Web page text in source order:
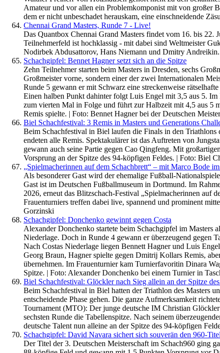
Amateur und vor allen ein Problemkomponist mit von großer
dem er nicht unbeschadet herauskam, eine einschneidende
Chennai Grand Masters, Runde 7 - Live!
Das Quantbox Chennai Grand Masters findet vom 16. bis 22.
Teilnehmerfeld ist hochklassig - mit dabei sind Weltmeister
Nodirbek Abdusattorov, Hans Niemann und Dmitry
Schachgipfel: Bennet Hagner setzt sich an die Spitze
Zehn Teilnehmer starten beim Masters in Dresden, sechs
Großmeister vorne, sondern einer der zwei Internationalen
Runde 5 gewann er mit Schwarz eine streckenweise
Einen halben Punkt dahinter folgt Luis Engel mit 3,5 aus 5.
zum vierten Mal in Folge und führt zur Halbzeit mit 4,5 aus 5
Remis spielte. | Foto: Bennet Hagner bei der Deutschen
Biel Schachfestival: 3 Remis in Masters und Generations
Beim Schachfestival in Biel laufen die Finals in den Triathlons
endeten alle Remis. Spektakulärer ist das Auftreten von
gewann auch seine Partie gegen Cao Qingfeng. Mit
Vorsprung an der Spitze des 94-köpfigen Feldes. | Foto: Biel
„Spielmacherinnen auf dem Schachbrett“ – mit Marco Bode
Als besonderer Gast wird der ehemalige Fußball-
Gast ist im Deutschen Fußballmuseum in Dortmund. Im
2026, erneut das Blitzschach-Festival „Spielmacherinnen auf
Frauenturniers treffen dabei live, spannend und prominent
Gorzinski
Schachgipfel: Donchenko gewinnt gegen Costa
Alexander Donchenko startete beim Schachgipfel im Masters
Niederlage. Doch in Runde 4 gewann er überzeugend gegen
Nach Costas Niederlage liegen Bennett Hagner und Luis
Georg Braun, Hagner spielte gegen Dmitrij Kollars Remis,
übernehmen. Im Frauenturnier kam Turnierfavoritin Dinara
Spitze. | Foto: Alexander Donchenko bei einem Turnier in
Biel Schachfestival: Glöckler nach Sieg allein an der Spitze
Beim Schachfestival in Biel hatten der Triathlon des Masters
entscheidende Phase gehen. Die ganze Aufmerksamkeit
Tournament (MTO): Der junge deutsche IM Christian
sechsten Runde die Tabellenspitze. Nach seinem
deutsche Talent nun alleine an der Spitze des 94-köpfigen
Schachgipfel: David Navara sichert sich souverän den 960-
Der Titel der 3. Deutschen Meisterschaft im Schach960 ging